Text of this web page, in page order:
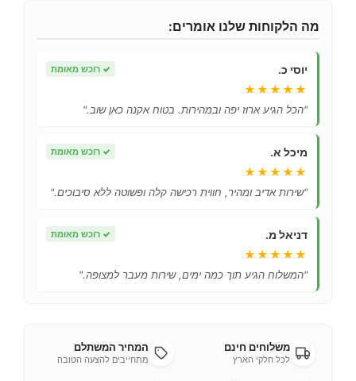
מה הלקוחות שלנו אומרים:
יוסי כ. ✓ רוכש מאומת
★★★★★
"הכל הגיע ארוז יפה ובמהירות. בטוח אקנה כאן שוב."
מיכל א. ✓ רוכש מאומת
★★★★★
"שירות אדיב ומהיר, חווית רכישה קלה ופשוטה ללא סיבוכים."
דניאל מ. ✓ רוכש מאומת
★★★★★
"המשלוח הגיע תוך כמה ימים, שירות מעבר למצופה."
משלוחים חינם
לכל חלקי הארץ
המחיר המשתלם
מתחייבים להצעה הטובה